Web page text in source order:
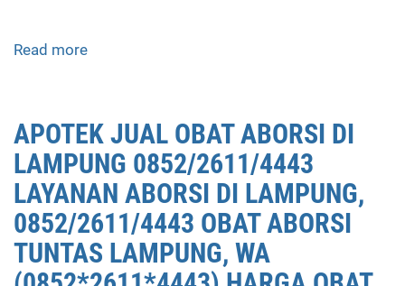
Read more
ABORSI
LAMPUNG
0852/2611/4443
LAYANAN
ABORSI
DI
LAMPUNG,
APOTEK JUAL OBAT ABORSI DI
LAMPUNG 0852/2611/4443
LAYANAN ABORSI DI LAMPUNG,
0852/2611/4443 OBAT ABORSI
TUNTAS LAMPUNG, WA